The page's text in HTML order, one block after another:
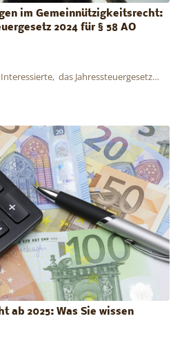
im Gemeinnützigkeitsrecht:
2024 für § 58 AO
das Jahressteuergesetz…
ab 2025: Was Sie wissen